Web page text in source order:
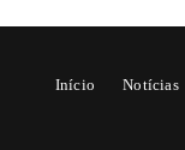
Início Notícias